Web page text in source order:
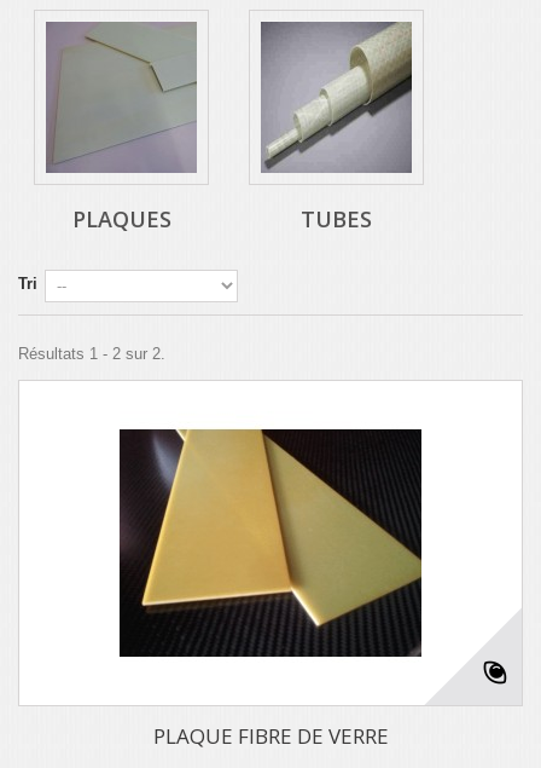
PLAQUES TUBES
Tri
Résultats 1 - 2 sur 2.
PLAQUE FIBRE DE VERRE